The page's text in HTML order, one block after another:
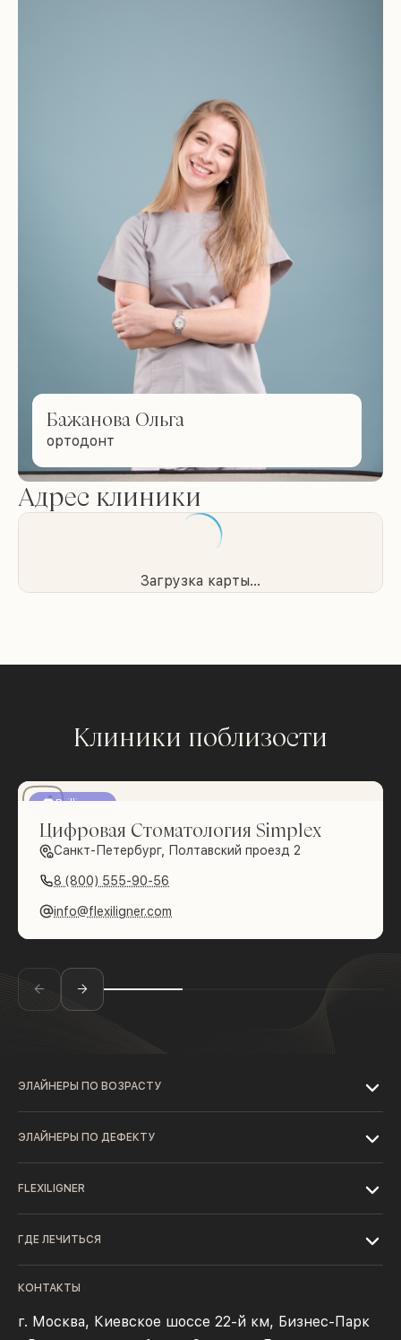
Бажанова Ольга
ортодонт
Адрес клиники
Загрузка карты...
Клиники поблизости
Brilliance
Цифровая Стоматология Simplex
Санкт-Петербург, Полтавский проезд 2
8 (800) 555-90-56
info@flexiligner.com
ЭЛАЙНЕРЫ ПО ВОЗРАСТУ
ЭЛАЙНЕРЫ ПО ДЕФЕКТУ
FLEXILIGNER
ГДЕ ЛЕЧИТЬСЯ
КОНТАКТЫ
г. Москва, Киевское шоссе 22-й км, Бизнес-Парк